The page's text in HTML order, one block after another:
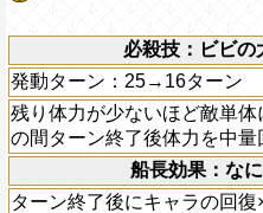
必殺技：ビビの
発動ターン：25→16ターン
残り体力が少ないほど敵単
の間ターン終了後体力を中量
船長効果：な
ターン終了後にキャラの回